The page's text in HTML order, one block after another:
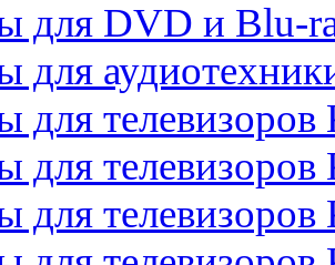
для DVD и Blu-
для
для
для телевизоров
для телевизоров